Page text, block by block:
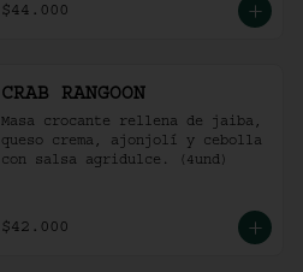
$44.000
CRAB RANGOON
Masa crocante rellena de jaiba,
queso crema, ajonjolí y cebolla
con salsa agridulce. (4und)
$42.000